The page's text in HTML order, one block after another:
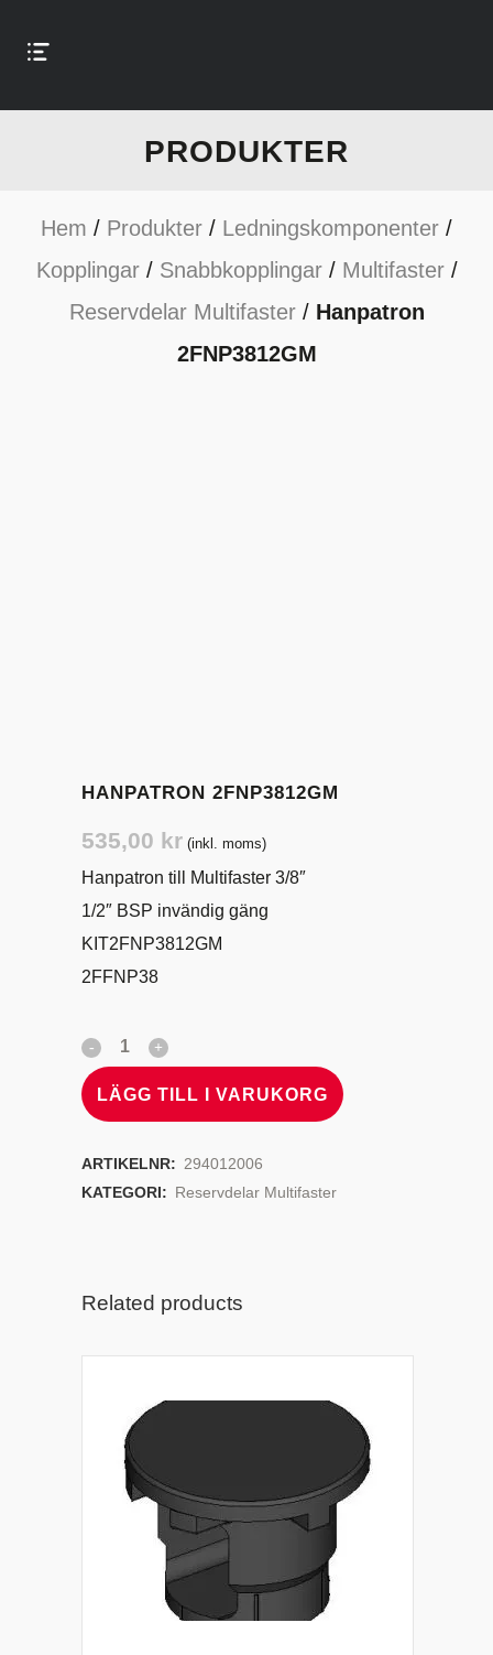
PRODUKTER
Hem / Produkter / Ledningskomponenter /
Kopplingar/ Snabbkopplingar/ Multifaster/
Reservdelar Multifaster/ Hanpatron
2FNP3812GM
HANPATRON 2FNP3812GM
535,00 kr (inkl. moms)
Hanpatron till Multifaster 3/8″
1/2″ BSP invändig gäng
KIT2FNP3812GM
2FFNP38
LÄGG TILL I VARUKORG
ARTIKELNR: 294012006
KATEGORI: Reservdelar Multifaster
Related products